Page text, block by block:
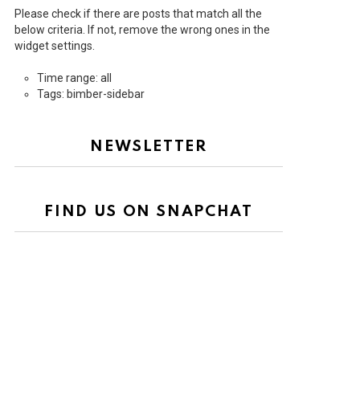
Please check if there are posts that match all the
below criteria. If not, remove the wrong ones in the
widget settings.
Time range: all
Tags: bimber-sidebar
NEWSLETTER
FIND US ON SNAPCHAT